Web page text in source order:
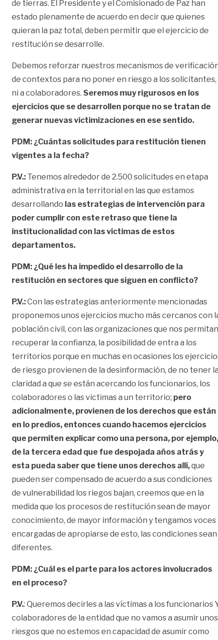
de tierras. El Presidente y el Comisionado de Paz han
estado plenamente de acuerdo en decir que quienes
quieran la paz total, deben permitir que el ejercicio de
restitución se desarrolle.
Debemos reforzar nuestros mecanismos de
de contextos para no poner en riesgo a los solicitantes,
ni a colaboradores. Seremos muy rigurosos en los
ejercicios que se desarrollen porque no se tratan de
generar nuevas victimizaciones en ese sentido.
PDM: ¿Cuántas solicitudes para restitución tienen
vigentes a la fecha?
P.V.: Tenemos alrededor de 2.500 solicitudes en etapa
administrativa en la territorial en las que estamos
desarrollando las estrategias de intervención para
poder cumplir con este retraso que tiene la
institucionalidad con las víctimas de estos
departamentos.
PDM: ¿Qué les ha impedido el desarrollo de la
restitución en sectores que siguen en conflicto?
P.V.:Con las estrategias anteriormente mencionadas
proponemos unos ejercicios mucho más cercanos con
población civil, con las organizaciones que nos permitan
recuperar la confianza, la posibilidad de entra a los
territorios porque en muchas en ocasiones los
de riesgo provienen de la desinformación, de no tener
claridad a que se están acercando los funcionarios, los
colaboradores o las victimas a un territorio; pero
adicionalmente, provienen de los derechos que están
en lo predios, entonces cuando hacemos ejercicios
que permiten explicar como una persona, por ejemplo,
de la tercera edad que fue despojada años atrás y
esta pueda saber que tiene unos derechos allí,que
pueden ser compensado de acuerdo a sus condiciones
de vulnerabilidad los riegos bajan, creemos que en la
medida que los procesos de restitución sean de mayor
conocimiento, de mayor información y tengamos voces
encargadas de apropiarse de esto, las condiciones sean
diferentes.
PDM: ¿Cuál es el parte para los actores involucrados
en el proceso?
P.V.: Queremos decirles a las víctimas a los funcionarios
colaboradores de la entidad que no vamos a asumir unos
riesgos que no estemos en capacidad de asumir como